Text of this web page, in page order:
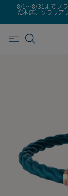
8/1～8/31までブ
だ本店、ソラリア